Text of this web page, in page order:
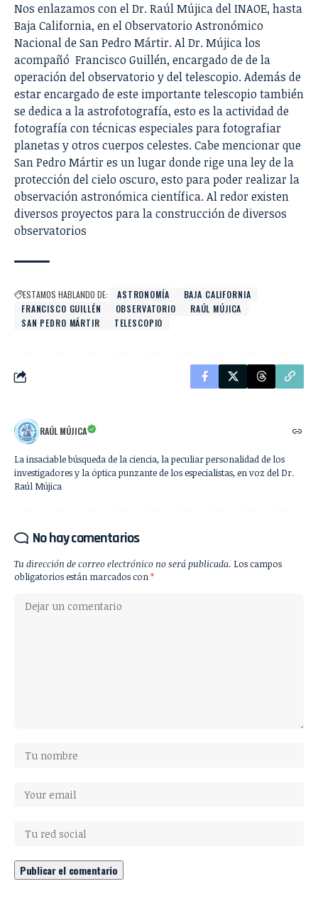
Nos enlazamos con el Dr. Raúl Mújica delINAOE, hasta
Baja California, en el Observatorio Astronómico
Nacional de San Pedro Mártir. Al Dr. Mújica los
acompañó Francisco Guillén, encargado de de la
operación del observatorio y del telescopio. Además de
estar encargado de este importante telescopio también
se dedica a la astrofotografía, esto es la actividad de
fotografía con técnicas especiales para fotografiar
planetas y otros cuerpos celestes. Cabe mencionar que
San Pedro Mártir es un lugar donde rige una ley de la
protección del cielo oscuro, esto para poder realizar la
observación astronómica científica. Al redor existen
diversos proyectos para la construcción de diversos
observatorios
ESTAMOS HABLANDO DE: ASTRONOMÍA
BAJA CALIFORNIA
FRANCISCO GUILLÉN
OBSERVATORIO
RAÚL MÚJICA
SAN PEDRO MÁRTIR
TELESCOPIO
RAÚL MÚJICA
La insaciable búsqueda de la ciencia, la peculiar personalidad de los
investigadores y la óptica punzante de los especialistas, en voz del Dr.
Raúl Mújica
No hay comentarios
Tu dirección de correo electrónico no será publicada. Los campos
obligatorios están marcados con*